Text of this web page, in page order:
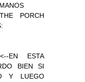
PORCH
EN ESTA
BIEN SI
Y LUEGO